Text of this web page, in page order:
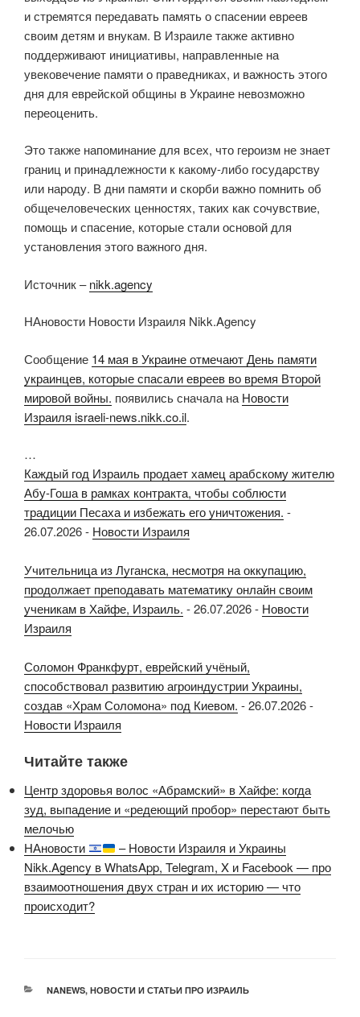
и стремятся передавать память о спасении евреев
своим детям и внукам. В Израиле также активно
поддерживают инициативы, направленные на
увековечение памяти о праведниках, и важность этого
дня для еврейской общины в Украине невозможно
переоценить.
Это также напоминание для всех, что героизм не знает
границ и принадлежности к какому-либо государству
или народу. В дни памяти и скорби важно помнить об
общечеловеческих ценностях, таких как сочувствие,
помощь и спасение, которые стали основой для
установления этого важного дня.
Источник –nikk.agency
НАновости Новости Израиля Nikk.Agency
Сообщение 14 мая в Украине отмечают День памяти
украинцев, которые спасали евреев во время Второй
мировой войны. появились сначала на Новости
Израиля israeli-news.nikk.co.il.
…
Каждый год Израиль продает хамец арабскому жителю
Абу-Гоша в рамках контракта, чтобы соблюсти
традиции Песаха и избежать его уничтожения. -
26.07.2026- Новости Израиля
Учительница из Луганска, несмотря на оккупацию,
продолжает преподавать математику онлайн своим
ученикам в Хайфе, Израиль. -26.07.2026- Новости
Израиля
Соломон Франкфурт, еврейский учёный,
способствовал развитию агроиндустрии Украины,
создав «Храм Соломона» под Киевом. -26.07.2026-
Новости Израиля
Читайте также
Центр здоровья волос «Абрaмский» в Хайфе: когда
зуд, выпадение и «редеющий пробор» перестают быть
мелочью
НАновости
– Новости Израиля и Украины
Nikk.Agency в WhatsApp, Telegram, X и Facebook — про
взаимоотношения двух стран и их историю — что
происходит?
РУБРИКИ
NANEWS, НОВОСТИ И СТАТЬИ ПРО ИЗРАИЛЬ